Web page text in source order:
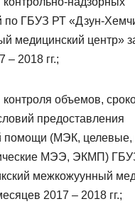
по ГБУЗ РТ «Дзун-
медицинский центр»
– 2018 гг.;
контроля объемов,
предоставления
помощи (МЭК, целевые,
МЭЭ, ЭКМП)
межкожуунный
2017 – 2018 гг.;